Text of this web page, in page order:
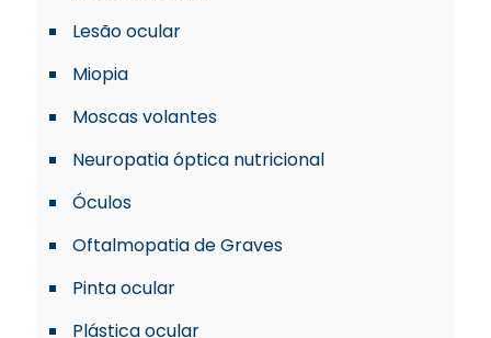
Lesão ocular
Miopia
Moscas volantes
Neuropatia óptica nutricional
Óculos
Oftalmopatia de Graves
Pinta ocular
Plástica ocular